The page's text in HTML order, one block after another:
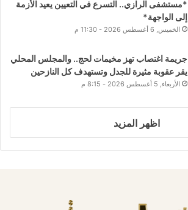
*مستشفى الرازي.. التسرع في التعيين يعيد الأزمة
إلى الواجهة*
الخميس, 6 أغسطس 2026 - 11:30 م
جريمة اغتصاب تهز مخيمات لحج.. والمجلس المحلي
يقر عقوبة مثيرة للجدل وتستهدف كل النازحين
الأربعاء, 5 أغسطس 2026 - 8:15 م
اظهر المزيد